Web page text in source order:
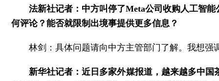
法新社记者：中方叫停了Meta公司收购人工智
何评论？能否就限制出境事提供更多信息？
林剑：具体问题请向中方主管部门了解。我想
新华社记者：近日多家外媒报道，越来越多中